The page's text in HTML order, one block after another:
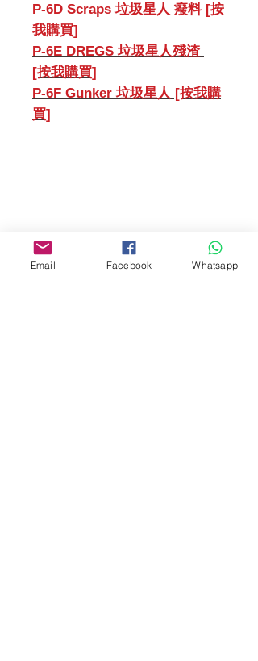
P-6D Scraps 垃圾星人 癈料 [按
我購買]
P-6E DREGS 垃圾星人殘渣
[按我購買]
P-6F Gunker 垃圾星人 [按我購
買]
地址︰
現時點
Email Facebook Whatsapp